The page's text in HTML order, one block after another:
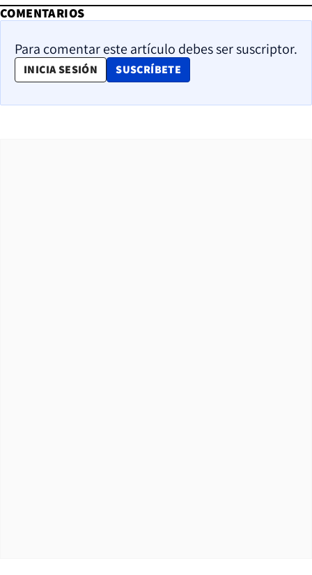
COMENTARIOS
Para comentar este artículo debes ser suscriptor.
INICIA SESIÓN SUSCRÍBETE
OPENS IN NEW WINDOW